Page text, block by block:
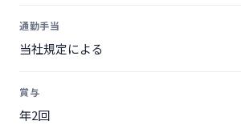
通勤手当
当社規定による
賞与
年2回